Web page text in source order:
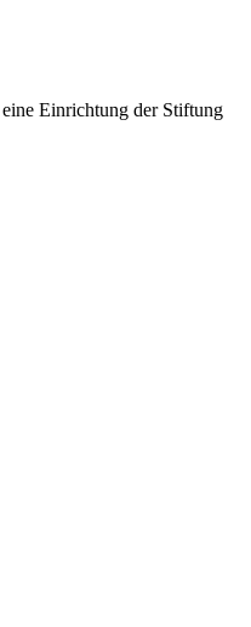
Einrichtung der Stiftung